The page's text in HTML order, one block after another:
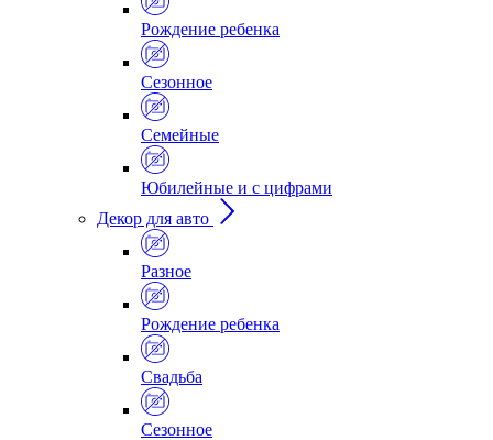
Рождение ребенка
Сезонное
Семейные
Юбилейные и с цифрами
Декор для авто
Разное
Рождение ребенка
Свадьба
Сезонное